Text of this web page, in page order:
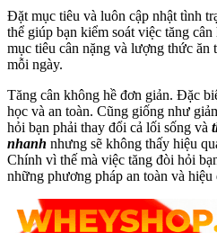
Đặt mục tiêu và luôn cập nhật tình
thể giúp bạn kiểm soát việc tăng
mục tiêu cân nặng và lượng thức ăn
mỗi ngày.
Tăng cân không hề đơn giản. Đặc
học và an toàn. Cũng giống như
hỏi bạn phải thay đổi cả lối sống và
nhanh nhưng sẽ không thấy hiệu
Chính vì thế mà việc tăng đòi hỏi
những phương pháp an toàn và